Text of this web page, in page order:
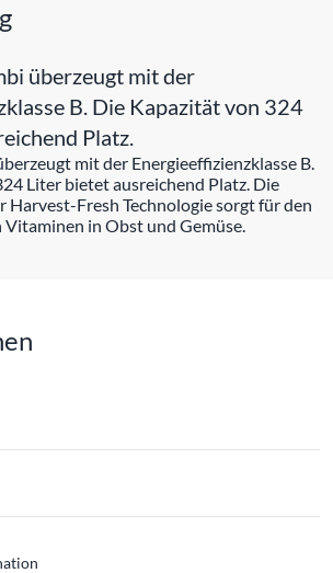
überzeugt mit der
B. Die Kapazität von 324
Platz.
mit der Energieeffizienzklasse B.
Liter bietet ausreichend Platz. Die
Fresh Technologie sorgt für den
Vitaminen in Obst und Gemüse.